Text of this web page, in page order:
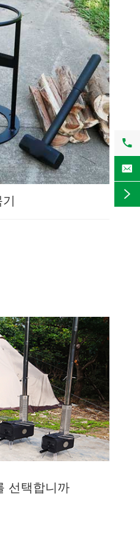
선택합니까


